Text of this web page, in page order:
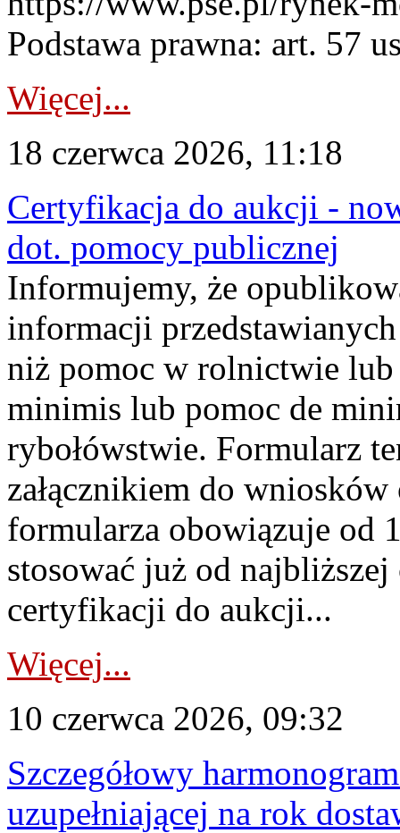
Podstawa prawna: art. 57
Więcej...
18 czerwca 2026, 11:18
Certyfikacja do aukcji -
dot. pomocy publicznej
Informujemy, że
informacji
niż pomoc w rolnictwie lub
minimis lub pomoc de
rybołówstwie. Formularz
załącznikiem do
formularza obowiązuje od
stosować już od
certyfikacji do aukcji...
Więcej...
10 czerwca 2026, 09:32
Szczegółowy
uzupełniającej na rok